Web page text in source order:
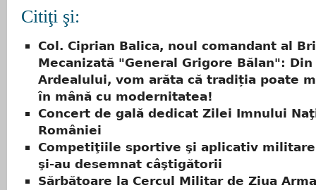
Citiţi şi:
Col. Ciprian Balica, noul comandant al
Mecanizată "General Grigore Bălan":
Ardealului, vom arăta că tradiția poate
în mână cu modernitatea!
Concert de gală dedicat Zilei Imnului
României
Competiţiile sportive şi aplicativ
şi-au desemnat câştigătorii
Sărbătoare la Cercul Militar de Ziua